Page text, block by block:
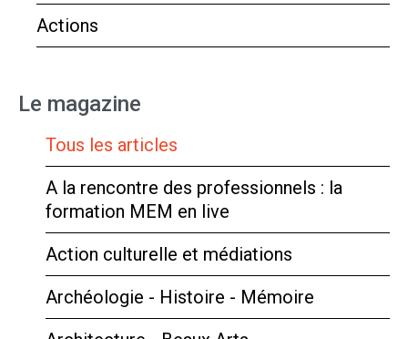
Actions
Le magazine
Tous les articles
A la rencontre des professionnels : la
formation MEM en live
Action culturelle et médiations
Archéologie - Histoire - Mémoire